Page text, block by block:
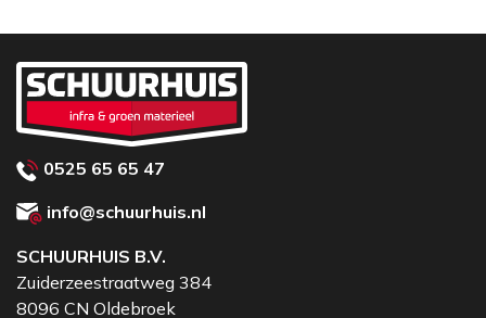
0525 65 65 47
info@schuurhuis.nl
SCHUURHUIS B.V.
Zuiderzeestraatweg 384
8096 CN Oldebroek